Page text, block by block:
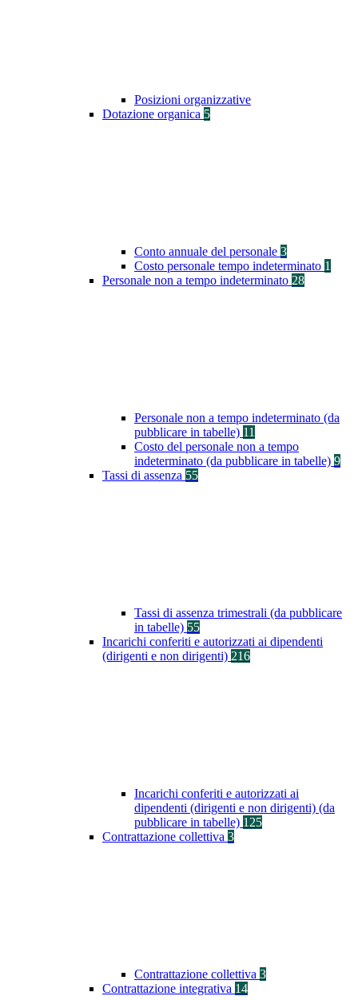
Posizioni organizzative
Dotazione organica 5
Conto annuale del personale 3
Costo personale tempo indeterminato 1
Personale non a tempo indeterminato 28
Personale non a tempo indeterminato (da
pubblicare in tabelle) 11
Costo del personale non a tempo
indeterminato (da pubblicare in tabelle) 9
Tassi di assenza 55
Tassi di assenza trimestrali (da pubblicare
in tabelle) 55
Incarichi conferiti e autorizzati ai dipendenti
(dirigenti e non dirigenti) 216
Incarichi conferiti e autorizzati ai
dipendenti (dirigenti e non dirigenti) (da
pubblicare in tabelle) 125
Contrattazione collettiva 3
Contrattazione collettiva 3
Contrattazione integrativa 14